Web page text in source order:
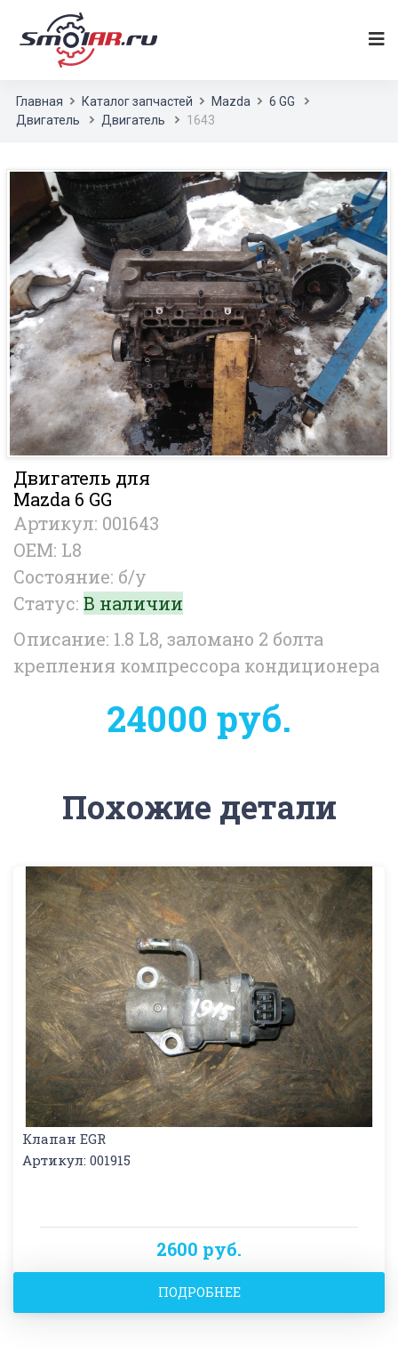
Главная Каталог запчастей Mazda
6 GG
Двигатель
Двигатель 1643
Двигатель для
Mazda 6 GG
Артикул: 001643
OEM: L8
Состояние: б/у
Статус: В наличии
Описание: 1.8 L8, заломано 2 болта
крепления компрессора кондиционера
24000 руб.
Похожие детали
Клапан EGR
Артикул: 001915
2600 руб.
ПОДРОБНЕЕ